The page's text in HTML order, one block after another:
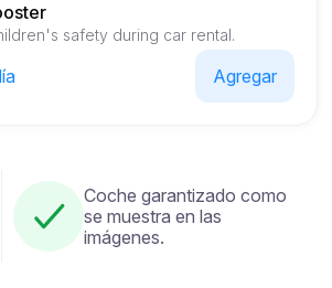
safety during car rental.
Agregar
Coche garantizado como
se muestra en las
imágenes.